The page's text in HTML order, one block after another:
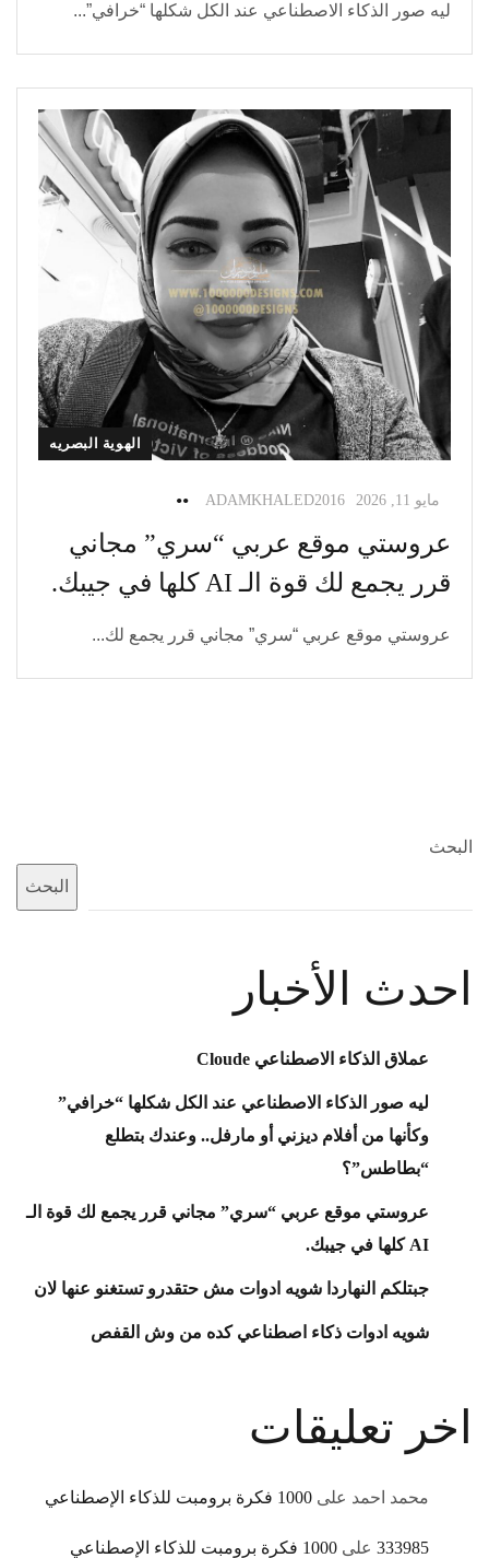
ليه صور الذكاء الاصطناعي عند الكل شكلها “خرافي”...
الهوية البصريه
مايو 11, 2026 ADAMKHALED2016
عروستي موقع عربي “سري” مجاني
قرر يجمع لك قوة الـ AI كلها في جيبك.
عروستي موقع عربي “سري” مجاني قرر يجمع لك...
البحث
البحث
احدث الأخبار
عملاق الذكاء الاصطناعي Cloude
ليه صور الذكاء الاصطناعي عند الكل شكلها “خرافي”
وكأنها من أفلام ديزني أو مارفل.. وعندك بتطلع
“بطاطس”؟
عروستي موقع عربي “سري” مجاني قرر يجمع لك قوة الـ
AI كلها في جيبك.
جبتلكم النهاردا شويه ادوات مش حتقدرو تستغنو عنها لان
شويه ادوات ذكاء اصطناعي كده من وش القفص
اخر تعليقات
محمد احمد على 1000 فكرة برومبت للذكاء الإصطناعي
333985 على 1000 فكرة برومبت للذكاء الإصطناعي